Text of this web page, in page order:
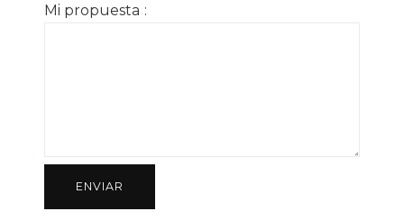
Mi propuesta :